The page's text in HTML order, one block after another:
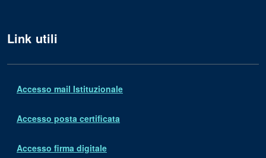
Link utili
Accesso mail Istituzionale
Accesso posta certificata
Accesso firma digitale